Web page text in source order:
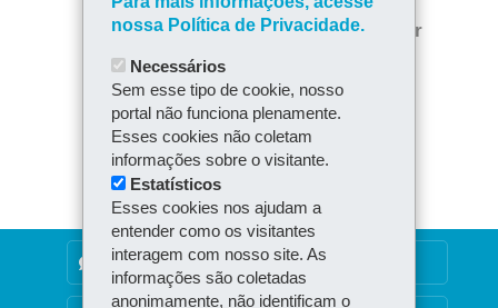
bo
Tw
ts
Voltar Início
Imprimir
DENUNCIE CORRUPÇÃO
nossa Política de Privacidade.
Necessários
Sem esse tipo de cookie, nosso
portal não funciona plenamente.
Esses cookies não coletam
informações sobre o visitante.
Estatísticos
Esses cookies nos ajudam a
entender como os visitantes
interagem com nosso site. As
informações são coletadas
anonimamente, não identificam o